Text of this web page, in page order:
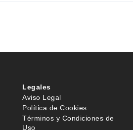
Legales
Aviso Legal
Política de Cookies
Términos y Condiciones de
Uso